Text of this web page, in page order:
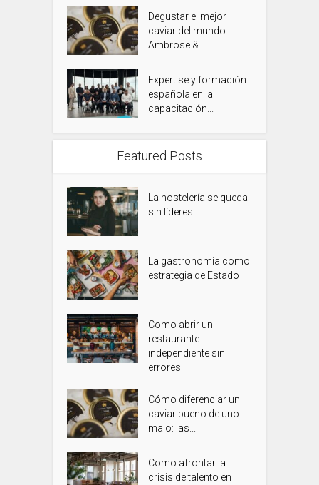
Degustar el mejor
caviar del mundo:
Ambrose &...
Expertise y formación
española en la
capacitación...
Featured Posts
La hostelería se queda
sin líderes
La gastronomía como
estrategia de Estado
Como abrir un
restaurante
independiente sin
errores
Cómo diferenciar un
caviar bueno de uno
malo: las...
Como afrontar la
crisis de talento en